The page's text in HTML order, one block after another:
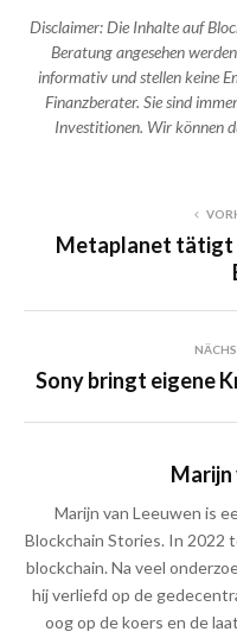
Disclaimer: Die Inhalte auf
Beratung angesehen
informativ und stellen keine
Finanzberater. Sie sind
Investitionen. Wir können
Metaplanet tätigt
Sony bringt eigene
Marijn
Marijn van Leeuwen is
Blockchain Stories. In 2022
blockchain. Na veel
hij verliefd op de
oog op de koers en de